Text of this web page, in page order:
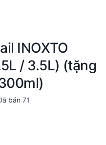
INOXTO
/ 3.5L) (tặng
bán 71